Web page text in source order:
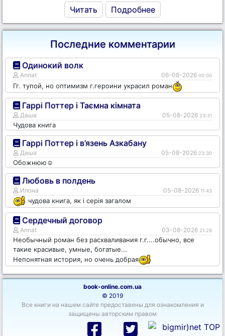
Читать Подробнее
Последние комментарии
Одинокий волк
Annat 06-08-2026 00:00
Гг. тупой, но оптимизм г.героини украсил роман
Гаррі Поттер і Таємна кімната
Даша 05-08-2026 23:31
Чудова книга
Гаррі Поттер і в’язень Азкабану
Даша 05-08-2026 23:30
Обожнюю☺️
Любовь в полдень
Илона 05-08-2026 11:43
чудова книга, як і серія загалом
Сердечный договор
Annat 03-08-2026 21:29
Необычный роман без расхваливания г.г....обычно, все
такие красивые, умные, богатые...
Непонятная история, но очень добрая
book-online.com.ua
© 2019
Все книги на нашем сайте предоставены для ознакомления и
защищены авторским правом